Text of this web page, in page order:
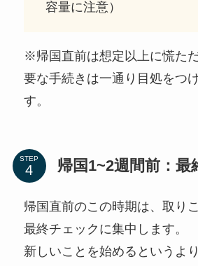
容量に注意）
※帰国直前は想定以上に慌た
要な手続きは一通り目処をつ
す。
STEP 帰国1~2週間前：最
帰国直前のこの時期は、取り
最終チェックに集中します。
新しいことを始めるというよ